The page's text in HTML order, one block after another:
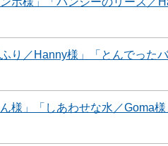
り／Hanny様」「とんでった
様」「しあわせな水／Goma